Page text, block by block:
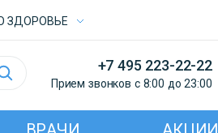
ЗДОРОВЬЕ
+7 495 223-22-22
Прием звонков с 8:00 до 23:00